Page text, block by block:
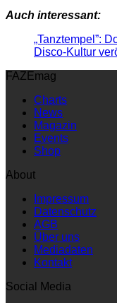
Auch interessant:
„Tanztempel”:
Disco-Kultur
FAZEmag
Charts
News
Magazin
Events
Shop
About
Impressum
Datenschutz
AGB
Über uns
Mediadaten
Kontakt
Social Media